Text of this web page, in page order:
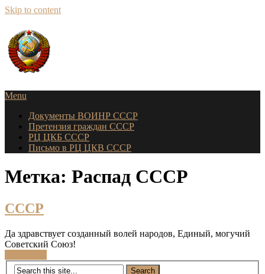
Skip to content
Menu
Документы ВОИНР СССР
Претензия граждан СССР
РЦ ЦКБ СССР
Письмо в РЦ ЦКВ СССР
Метка: Распад СССР
СССР
Да здравствует созданный волей народов, Единый, могучий
Советский Союз!